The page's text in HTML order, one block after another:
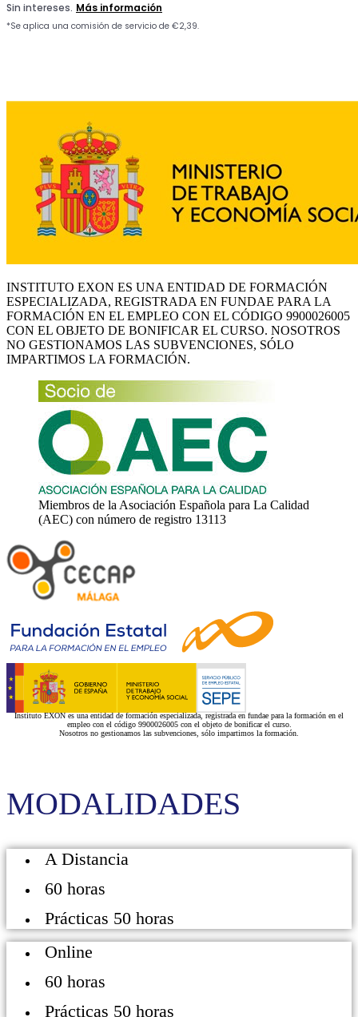
INSTITUTO EXON ES UNA ENTIDAD DE FORMACIÓN
ESPECIALIZADA, REGISTRADA EN FUNDAE PARA LA
FORMACIÓN EN EL EMPLEO CON EL CÓDIGO 9900026005
CON EL OBJETO DE BONIFICAR EL CURSO. NOSOTROS
NO GESTIONAMOS LAS SUBVENCIONES, SÓLO
IMPARTIMOS LA FORMACIÓN.
Miembros de la Asociación Española para La Calidad
(AEC) con número de registro 13113
Instituto EXON es una entidad de formación especializada, registrada en fundae para la formación en el
empleo con el código 9900026005 con el objeto de bonificar el curso.
Nosotros no gestionamos las subvenciones, sólo impartimos la formación.
MODALIDADES
A Distancia
60 horas
Prácticas 50 horas
Online
60 horas
Prácticas 50 horas